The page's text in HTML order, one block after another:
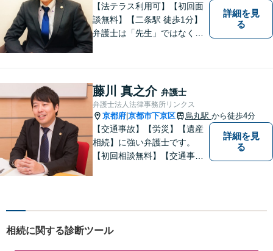
【法テラス利用可】【初回面
談無料】【二条駅 徒歩1分】
弁護士は「先生」ではなく、
居が高いと思っていらっしゃ
る方こそ、是非一度ご相談く
ださい。
詳細を見
る
藤川 真之介 弁護士
弁護士法人法律事務所リンクス
京都府 京都市下京区 烏丸駅 から徒歩4分
【交通事故】【労災】【遺産
相続】に強い弁護士です。
【初回相談無料】【交通事故
徒歩５分】の法律事務所リン
経験１０年以上】になりま
詳細を見
る
相続に関する診断ツール